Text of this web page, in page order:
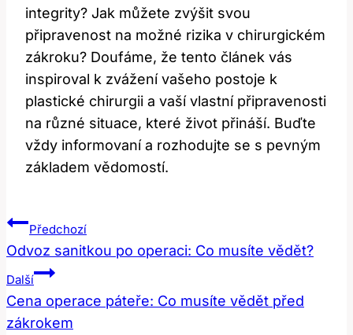
integrity? Jak můžete zvýšit svou
připravenost na možné rizika v chirurgickém
zákroku? Doufáme, že tento článek vás
inspiroval k zvážení vašeho postoje k
plastické chirurgii a vaší vlastní připravenosti
na různé situace, které život přináší. Buďte
vždy informovaní a rozhodujte se s pevným
základem vědomostí.
Navigace
Pro
Příspěvek
Předchozí
Odvoz sanitkou po operaci: Co musíte vědět?
Další
Cena operace páteře: Co musíte vědět před
zákrokem